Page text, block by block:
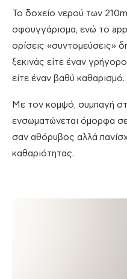
Το δοχείο νερού των
σφουγγάρισμα, ενώ το
ορίσεις «συντομεύσεις»
ξεκινάς είτε έναν
είτε έναν βαθύ καθαρισμό.
Με τον κομψό, συμπαγή
ενσωματώνεται όμορφα σε
σαν αθόρυβος αλλά
καθαριότητας.